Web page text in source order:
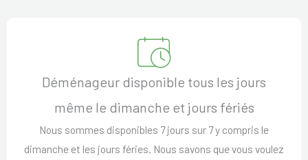
Déménageur disponible tous les jours
même le dimanche et jours fériés
Nous sommes disponibles 7 jours sur 7 y compris le
dimanche et les jours féries. Nous savons que vous voulez